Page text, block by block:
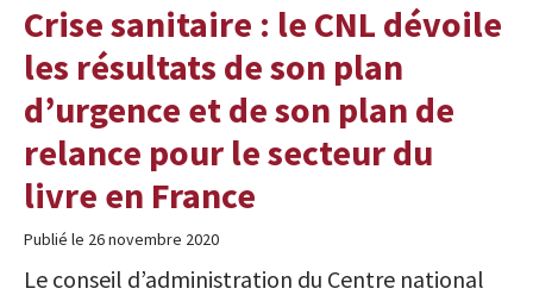
Crise sanitaire : le CNL dévoile
les résultats de son plan
d’urgence et de son plan de
relance pour le secteur du
livre en France
Publié le 26 novembre 2020
Le conseil d’administration du Centre national